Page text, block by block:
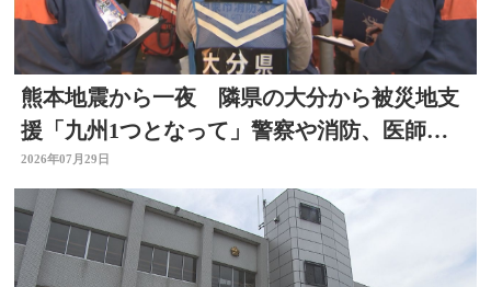
熊本地震から一夜 隣県の大分から被災地支
援「九州1つとなって」警察や消防、医師、
看護師、水道局など
2026年07月29日